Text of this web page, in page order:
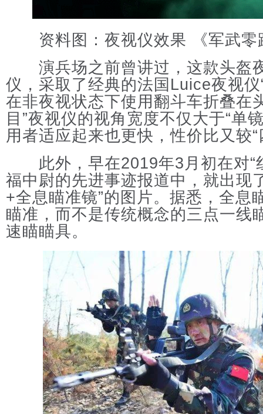
资料图：夜视仪效果 《军武零
演兵场之前曾讲过，这款头盔
仪，采取了经典的法国Luice夜视仪
在非夜视状态下使用翻斗车折叠在
目”夜视仪的视角宽度不仅大于“单
用者适应起来也更快，性价比又较
此外，早在2019年3月初在对“
福中尉的先进事迹报道中，就出现
+全息瞄准镜”的图片。据悉，全息
瞄准，而不是传统概念的三点一线
速瞄瞄具。